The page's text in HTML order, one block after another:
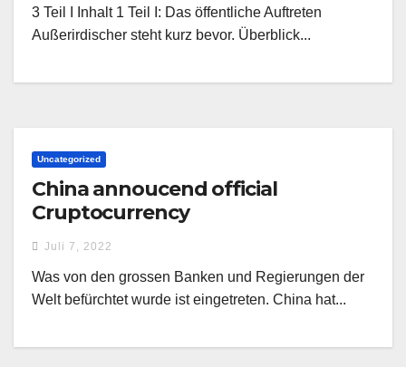
3 Teil I Inhalt 1 Teil I: Das öffentliche Auftreten
Außerirdischer steht kurz bevor. Überblick...
Uncategorized
China annoucend official
Cruptocurrency
Juli 7, 2022
Was von den grossen Banken und Regierungen der
Welt befürchtet wurde ist eingetreten. China hat...